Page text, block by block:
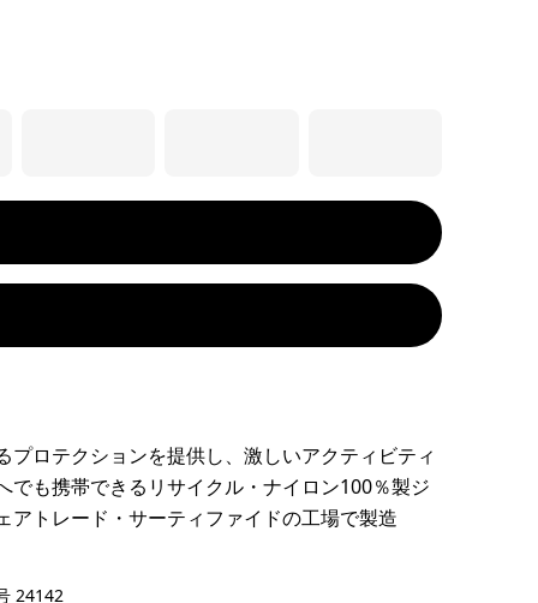
プロテクションを提供し、激しいアクティビティ
でも携帯できるリサイクル・ナイロン100％製ジ
アトレード・サーティファイドの工場で製造
24142